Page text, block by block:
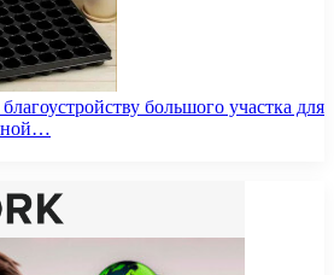
большого участка для